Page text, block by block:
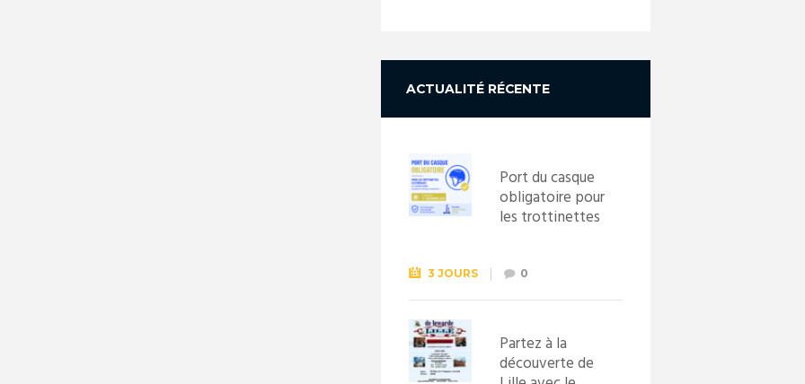
ACTUALITÉ RÉCENTE
Port du casque
obligatoire pour
les trottinettes
septembre
2026
3 JOURS 0
Partez à la
découverte de